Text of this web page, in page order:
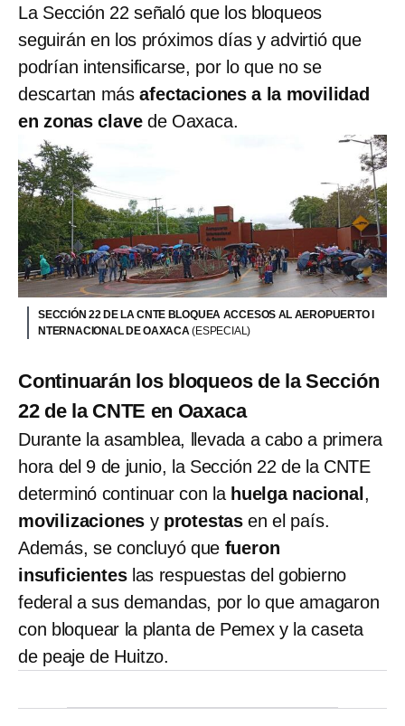
La Sección 22 señaló que los bloqueos
seguirán en los próximos días y advirtió que
podrían intensificarse, por lo que no se
descartan más afectaciones a la movilidad
en zonas clavede Oaxaca.
SECCIÓN 22 DE LA CNTE BLOQUEA ACCESOS AL AEROPUERTO I
NTERNACIONAL DE OAXACA(ESPECIAL)
Continuarán los bloqueos de la Sección
22 de la CNTE en Oaxaca
Durante la asamblea, llevada a cabo a primera
hora del 9 de junio, la Sección 22 de la CNTE
determinó continuar con la huelga nacional,
movilizaciones y protestasen el país.
Además, se concluyó que fueron
insuficienteslas respuestas del gobierno
federal a sus demandas, por lo que amagaron
con bloquear la planta de Pemex y la caseta
de peaje de Huitzo.